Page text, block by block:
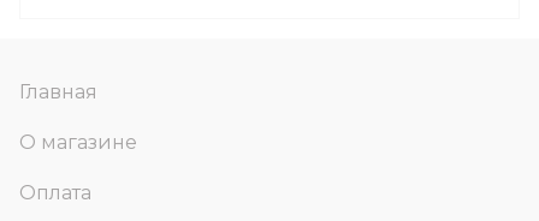
Главная
О магазине
Оплата